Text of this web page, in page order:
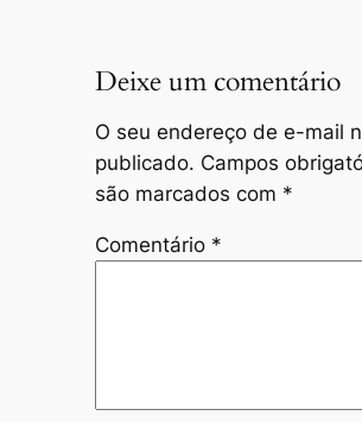
Deixe um comentário
O seu endereço de e-mail
publicado. Campos
são marcados com *
Comentário *